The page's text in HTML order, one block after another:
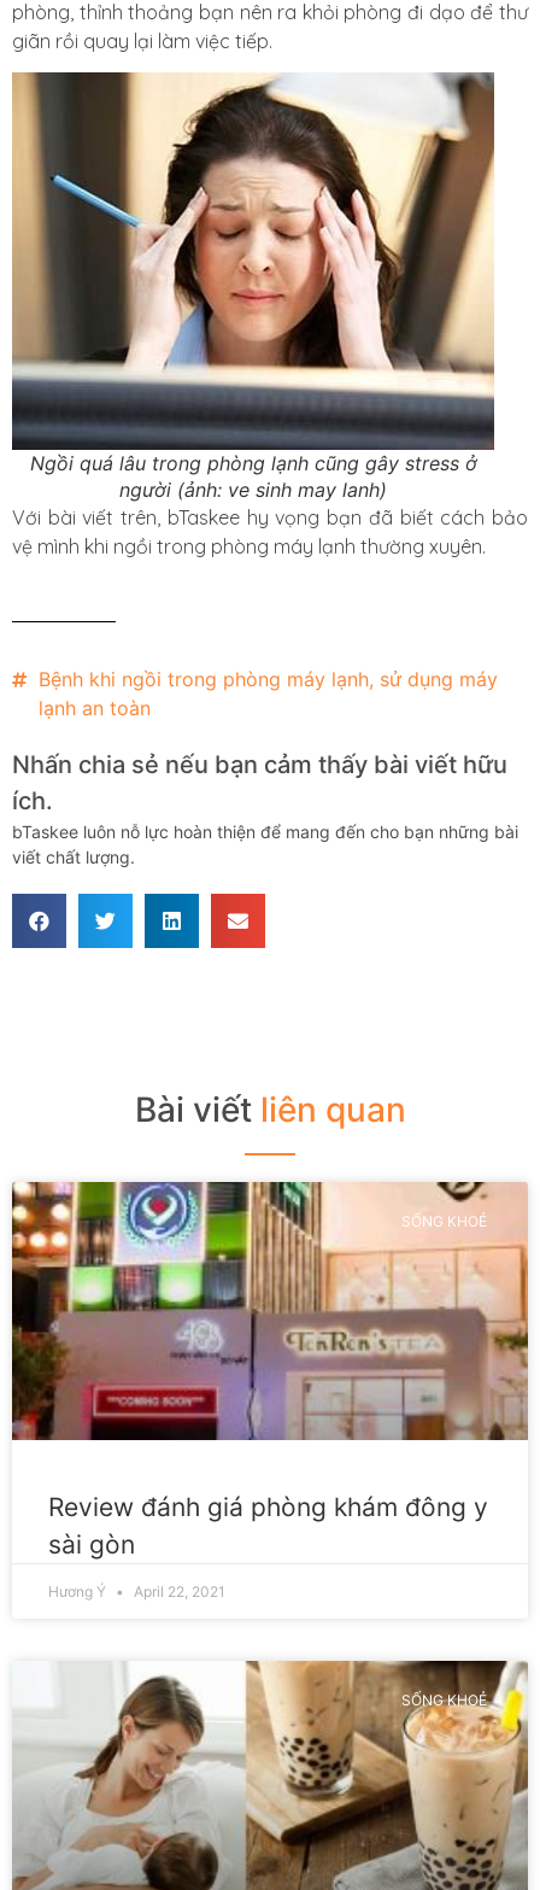
phòng, thỉnh thoảng bạn nên ra khỏi phòng đi dạo để thư
giãn rồi quay lại làm việc tiếp.
Ngồi quá lâu trong phòng lạnh cũng gây stress ở
người (ảnh: ve sinh may lanh)
Với bài viết trên, bTaskee hy vọng bạn đã biết cách bảo
vệ mình khi ngồi trong phòng máy lạnh thường xuyên.
Bệnh khi ngồi trong phòng máy lạnh, sử dụng máy
lạnh an toàn
Nhấn chia sẻ nếu bạn cảm thấy bài viết hữu
ích.
bTaskee luôn nỗ lực hoàn thiện để mang đến cho bạn những bài
viết chất lượng.
Bài viết liên quan
SỐNG KHOẺ
Review đánh giá phòng khám đông y
sài gòn
Hương Ý April 22, 2021
SỐNG KHOẺ